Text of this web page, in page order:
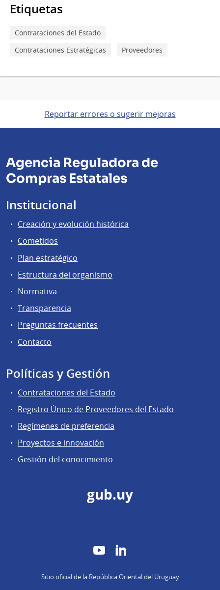
Etiquetas
Contrataciones del Estado
Contrataciones Estratégicas
Proveedores
Reportar errores o sugerir mejoras
Agencia Reguladora de
Compras Estatales
Institucional
Creación y evolución histórica
Cometidos
Plan estratégico
Estructura del organismo
Normativa
Transparencia
Preguntas frecuentes
Contacto
Políticas y Gestión
Contrataciones del Estado
Registro Único de Proveedores del Estado
Regímenes de preferencia
Proyectos e innovación
Gestión del conocimiento
gub.uy
YouTube
Sitio oficial de la República Oriental del Uruguay